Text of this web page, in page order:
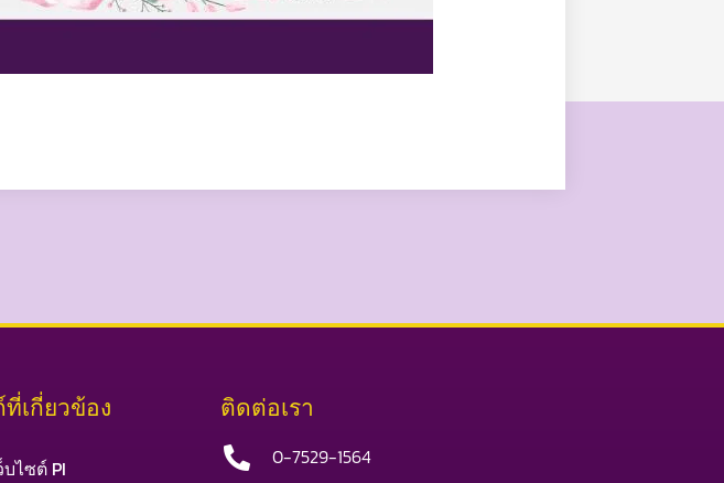
ที่เกี่ยวข้อง
บไซต์ PI
ติดต่อเรา
0-7529-1564